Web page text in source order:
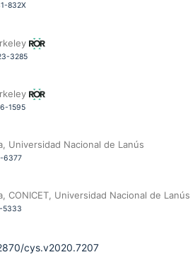
832X
3285
1595
Universidad Nacional de Lanús
6377
CONICET, Universidad Nacional de Lanús
5333
cys.v2020.7207